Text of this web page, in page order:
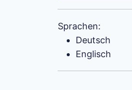
Sprachen:
Deutsch
Englisch